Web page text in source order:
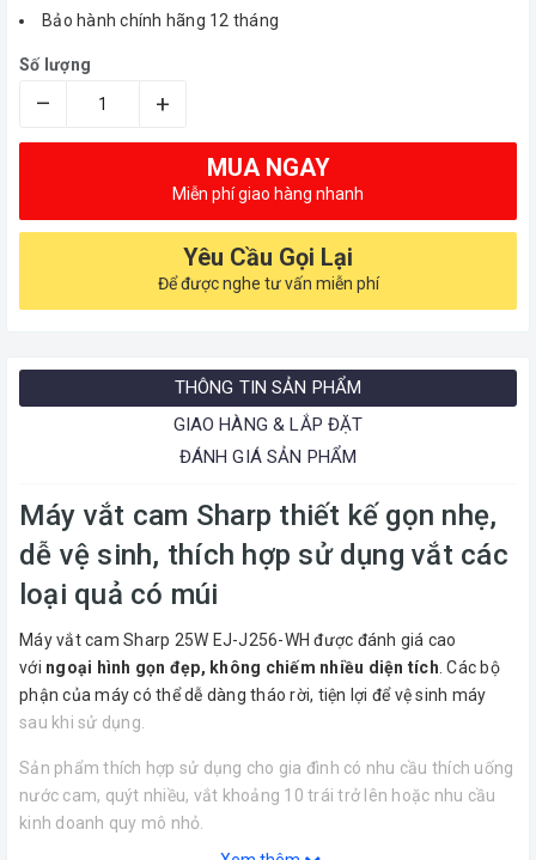
Bảo hành chính hãng 12 tháng
Số lượng
– +
MUA NGAY
Miễn phí giao hàng nhanh
Yêu Cầu Gọi Lại
Để được nghe tư vấn miễn phí
THÔNG TIN SẢN PHẨM
GIAO HÀNG & LẮP ĐẶT
ĐÁNH GIÁ SẢN PHẨM
Máy vắt cam Sharp thiết kế gọn nhẹ,
dễ vệ sinh, thích hợp sử dụng vắt các
loại quả có múi
Máy vắt cam Sharp 25W EJ-J256-WH được đánh giá cao
với ngoại hình gọn đẹp, không chiếm nhiều diện tích . Các bộ
phận của máy có thể dễ dàng tháo rời, tiện lợi để vệ sinh máy
sau khi sử dụng.
Sản phẩm thích hợp sử dụng cho gia đình có nhu cầu thích uống
nước cam, quýt nhiều, vắt khoảng 10 trái trở lên hoặc nhu cầu
kinh doanh quy mô nhỏ.